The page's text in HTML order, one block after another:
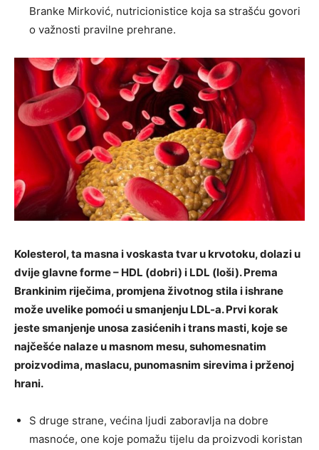
Branke Mirković, nutricionistice koja sa strašću govori
o važnosti pravilne prehrane.
Kolesterol, ta masna i voskasta tvar u krvotoku, dolazi u
dvije glavne forme – HDL (dobri) i LDL (loši). Prema
Brankinim riječima, promjena životnog stila i ishrane
može uvelike pomoći u smanjenju LDL-a. Prvi korak
jeste smanjenje unosa zasićenih i trans masti, koje se
najčešće nalaze u masnom mesu, suhomesnatim
proizvodima, maslacu, punomasnim sirevima i prženoj
hrani.
S druge strane, većina ljudi zaboravlja na dobre
masnoće, one koje pomažu tijelu da proizvodi koristan